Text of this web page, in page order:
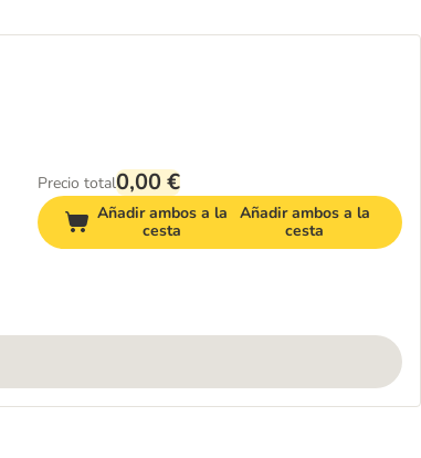
Precio total0,00 €
Añadir ambos a la
cesta
Añadir ambos a la
cesta